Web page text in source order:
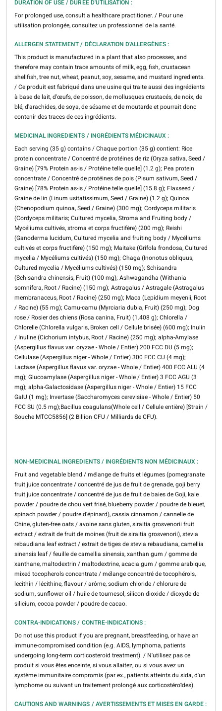
DURATION OF USE / DURÉE D'UTILISATION :
For prolonged use, consult a healthcare practitioner. / Pour une
utilisation prolongée, consultez un professionnel de la santé.
ALLERGEN STATEMENT / DÉCLARATION D'ALLERGÈNES :
This product is manufactured in a plant that also processes, and
therefore may contain trace amounts of milk, egg, fish, crustacean
shellfish, tree nut, wheat, peanut, soy, sesame, and mustard ingredients.
/ Ce produit est fabriqué dans une usine qui traite aussi des ingrédients
à base de lait, d'œufs, de poisson, de mollusques crustacés, de noix, de
blé, d'arachides, de soya, de sésame et de moutarde et pourrait donc
contenir des traces de ces ingrédients.
MEDICINAL INGREDIENTS / INGRÉDIENTS MÉDICINAUX :
Each serving (35 g) contains / Chaque portion (35 g) contient: Rice
protein concentrate / Concentré de protéines de riz (Oryza sativa, Seed /
Graine) [79% Protein as-is / Protéine telle quelle] (1.2 g); Pea protein
concentrate / Concentré de protéines de pois (Pisum sativum, Seed /
Graine) [78% Protein as-is / Protéine telle quelle] (15.8 g); Flaxseed /
Graine de lin (Linum usitatissimum, Seed / Graine) (1.2 g); Quinoa
(Chenopodium quinoa, Seed / Graine) (300 mg); Cordyceps militaris
(Cordyceps militaris; Cultured mycelia, Stroma and Fruiting body /
Mycéliums cultivés, stroma et corps fructifère) (200 mg); Reishi
(Ganoderma lucidum, Cultured mycelia and fruiting body / Mycéliums
cultivés et corps fructifère) (150 mg); Maitake (Grifola frondosa, Cultured
mycelia / Mycéliums cultivés) (150 mg); Chaga (Inonotus obliquus,
Cultured mycelia / Mycéliums cultivés) (150 mg); Schisandra
(Schisandra chinensis, Fruit) (100 mg); Ashwagandha (Withania
somnifera, Root / Racine) (150 mg); Astragalus / Astragale (Astragalus
membranaceus, Root / Racine) (250 mg); Maca (Lepidium meyenii, Root
/ Racine) (55 mg); Camu-camu (Myrciaria dubia, Fruit) (250 mg); Dog
rose / Rosier des chiens (Rosa canina, Fruit) (1.408 g); Chlorella /
Chlorelle (Chlorella vulgaris, Broken cell / Cellule brisée) (600 mg); Inulin
/ Inuline (Cichorium intybus, Root / Racine) (250 mg); alpha-Amylase
(Aspergillus flavus var. oryzae - Whole / Entier) 200 FCC DU (5 mg);
Cellulase (Aspergillus niger - Whole / Entier) 300 FCC CU (4 mg);
Lactase (Aspergillus flavus var. oryzae - Whole / Entier) 400 FCC ALU (4
mg); Glucoamylase (Aspergillus niger - Whole / Entier) 3 FCC AGU (3
mg); alpha-Galactosidase (Aspergillus niger - Whole / Entier) 15 FCC
GaIU (1 mg); Invertase (Saccharomyces cerevisiae - Whole / Entier) 50
FCC SU (0.5 mg);Bacillus coagulans(Whole cell / Cellule entière) [Strain /
Souche MTCC5856] (2 Billion CFU / Milliards de CFU).
NON-MEDICINAL INGREDIENTS / INGRÉDIENTS NON MÉDICINAUX :
Fruit and vegetable blend / mélange de fruits et légumes (pomegranate
fruit juice concentrate / concentré de jus de fruit de grenade, goji berry
fruit juice concentrate / concentré de jus de fruit de baies de Goji, kale
powder / poudre de chou vert frisé, blueberry powder / poudre de bleuet,
spinach powder / poudre d'épinard), cassia cinnamon / cannelle de
Chine, gluten-free oats / avoine sans gluten, siraitia grosvenorii fruit
extract / extrait de fruit de moines (fruit de siraitia grosvenorii), stevia
rebaudiana leaf extract / extrait de tiges de stevia rebaudiana, camellia
sinensis leaf / feuille de camellia sinensis, xanthan gum / gomme de
xanthane, maltodextrin / maltodextrine, acacia gum / gomme arabique,
mixed tocopherols concentrate / mélange concentré de tocophérols,
lecithin / lécithine, flavour / arôme, sodium chloride / chlorure de
sodium, sunflower oil / huile de tournesol, silicon dioxide / dioxyde de
silicium, cocoa powder / poudre de cacao.
CONTRA-INDICATIONS / CONTRE-INDICATIONS :
Do not use this product if you are pregnant, breastfeeding, or have an
immune-compromised condition (e.g. AIDS, lymphoma, patients
undergoing long-term corticosteroid treatment). / N'utilisez pas ce
produit si vous êtes enceinte, si vous allaitez, ou si vous avez un
système immunitaire compromis (par ex., patients atteints du sida, d'un
lymphome ou suivant un traitement prolongé aux corticostéroïdes).
CAUTIONS AND WARNINGS / AVERTISSEMENTS ET MISES EN GARDE :